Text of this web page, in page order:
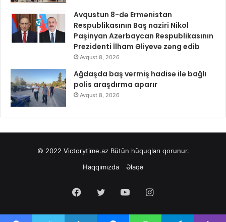
Avqustun 8-də Ermənistan
Respublikasının Baş naziri Nikol
Paşinyan Azərbaycan Respublikasının
Prezidenti İlham Əliyevə zəng edib
Avqust 8, 2026
Ağdaşda baş vermiş hadisə ilə bağlı
polis araşdırma aparır
Avqust 8, 2026
© 2022 Victorytime.azBütün hüquqları qorunur.
Haqqımızda
Əlaqə
Facebook
Twitter YouTubeInstagram